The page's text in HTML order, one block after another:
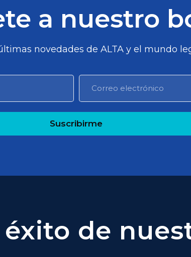
a nuestro
novedades de ALTA y el mundo
Suscribirme
de